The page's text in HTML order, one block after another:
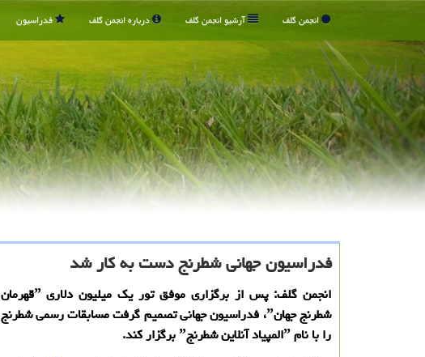
انجمن گلف آرشیو انجمن گلف درباره انجمن گلف فدراسیون
فدراسیون جهانی شطرنج دست به كار شد
انجمن گلف: پس از برگزاری موفق تور یك میلیون دلاری ˮقهرمان
شطرنج جهانˮ، فدراسیون جهانی تصمیم گرفت مسابقات رسمی شطرنج
را با نام ˮالمپیاد آنلاین شطرنجˮ برگزار كند.